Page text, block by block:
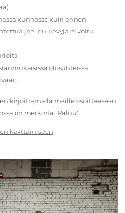
kunnossa kuin ennen
jne. puulevyjä ei voitu
olosuhteissa
kirjoittamalla meille osoitteeseen
on merkintä "Paluu".
käyttämiseen